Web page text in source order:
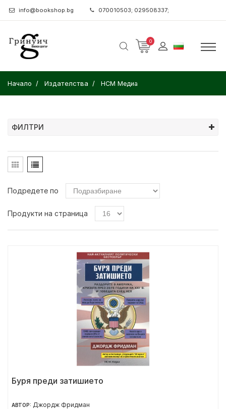
info@bookshop.bg 070010503; 029508337;
0
Начало Издателства НСМ Медиа
ФИЛТРИ
Подредете по
Продукти на страница
Буря преди затишието
АВТОР: Джордж Фридман